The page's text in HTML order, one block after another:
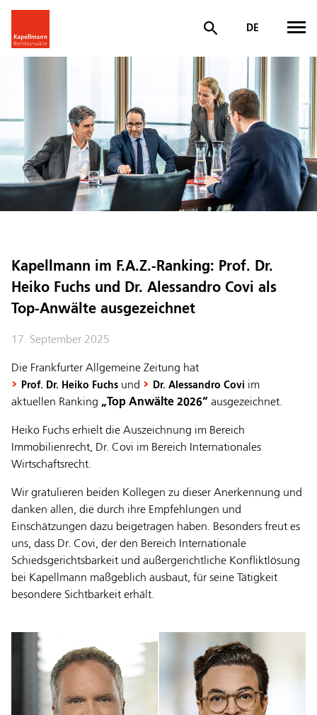
DE
Kapellmann im F.A.Z.-Ranking: Prof. Dr.
Heiko Fuchs und Dr. Alessandro Covi als
Top-Anwälte ausgezeichnet
17. September 2025
Die Frankfurter Allgemeine Zeitung hat
Prof. Dr. Heiko Fuchs und Dr. Alessandro Covi im
aktuellen Ranking „Top Anwälte 2026“ ausgezeichnet.
Heiko Fuchs erhielt die Auszeichnung im Bereich
Immobilienrecht, Dr. Covi im Bereich Internationales
Wirtschaftsrecht.
Wir gratulieren beiden Kollegen zu dieser Anerkennung und
danken allen, die durch ihre Empfehlungen und
Einschätzungen dazu beigetragen haben. Besonders freut es
uns, dass Dr. Covi, der den Bereich Internationale
Schiedsgerichtsbarkeit und außergerichtliche Konfliktlösung
bei Kapellmann maßgeblich ausbaut, für seine Tätigkeit
besondere Sichtbarkeit erhält.